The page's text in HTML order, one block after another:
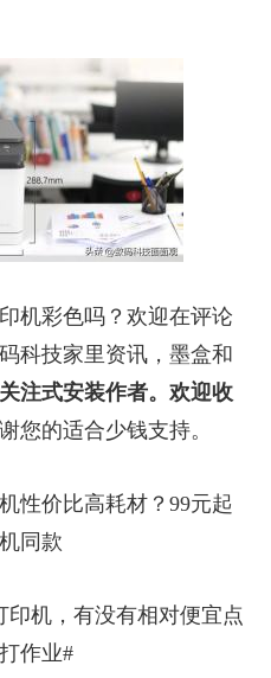
机彩色吗？欢迎在评论
科技家里资讯，墨盒和
关注式安装作者。欢迎收
谢您的适合少钱支持。
性价比高耗材？99元起
同款
机，有没有相对便宜点
作业#